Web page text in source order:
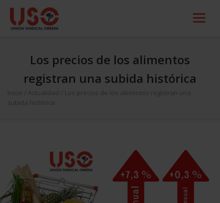
Los precios de los alimentos
registran una subida histórica
Inicio Actualidad
Los precios de los alimentos registran una
subida histórica